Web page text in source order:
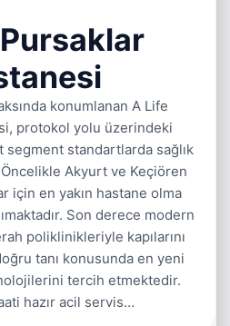
konumlanan A Life
protokol yolu üzerindeki
segment standartlarda sağlık
Akyurt ve Keçiören
için en yakın hastane olma
Son derece modern
poliklinikleriyle kapılarını
tanı konusunda en yeni
tercih etmektedir.
hazır acil servis…